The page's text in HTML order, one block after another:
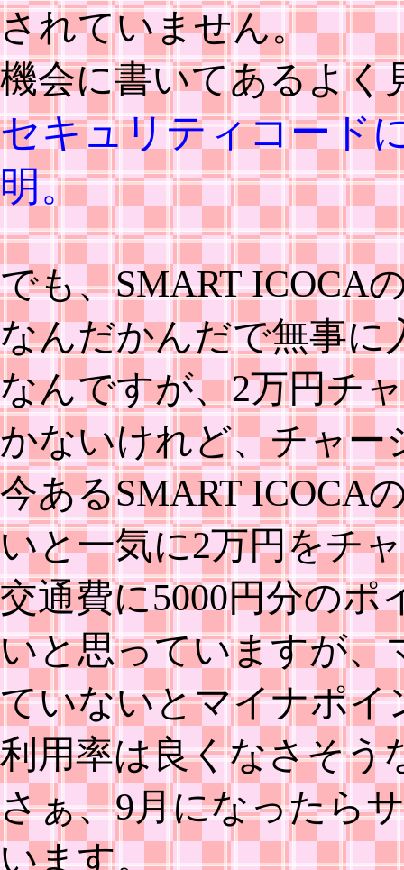
されていません。
機会に書いてあるよ
セキュリティコード
明。
でも、SMART ICOCA
なんだかんだで無事に
なんですが、2万円チ
かないけれど、チャー
今あるSMART ICOCA
いと一気に2万円をチ
交通費に5000円分の
いと思っていますが、
ていないとマイナポイ
利用率は良くなさそう
さぁ、9月になったら
います。